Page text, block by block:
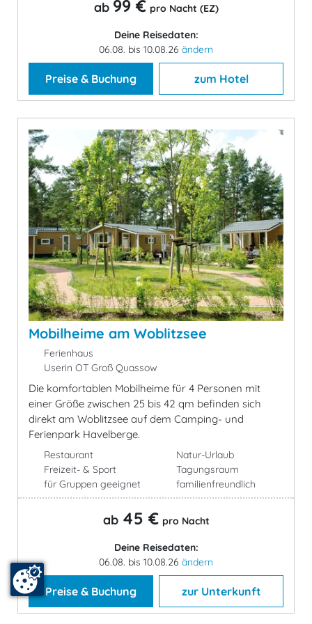
ab 99 € pro Nacht (EZ)
Deine Reisedaten:
06.08. bis 10.08.26 ändern
Preise & Buchung zum Hotel
Mobilheime am Woblitzsee
Ferienhaus
Userin OT Groß Quassow
Die komfortablen Mobilheime für 4 Personen mit
einer Größe zwischen 25 bis 42 qm befinden sich
direkt am Woblitzsee auf dem Camping- und
Ferienpark Havelberge.
Restaurant
Freizeit- & Sport
für Gruppen geeignet
Natur-Urlaub
Tagungsraum
familienfreundlich
ab 45 € pro Nacht
Deine Reisedaten:
06.08. bis 10.08.26 ändern
Preise & Buchung zur Unterkunft